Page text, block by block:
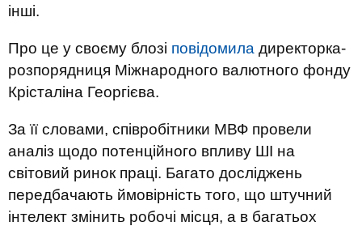
інші.
Про це у своєму блозі повідомила директорка-
розпорядниця Міжнародного валютного фонду
Крісталіна Георгієва.
За її словами, співробітники МВФ провели
аналіз щодо потенційного впливу ШІ на
світовий ринок праці. Багато досліджень
передбачають ймовірність того, що штучний
інтелект змінить робочі місця, а в багатьох